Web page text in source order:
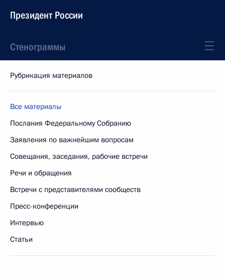
Президент России
Стенограммы
Рубрикация материалов
Все материалы
Послания Федеральному Собранию
Заявления по важнейшим вопросам
Совещания, заседания, рабочие встречи
Речи и обращения
Встречи с представителями сообществ
Пресс-конференции
Интервью
Статьи